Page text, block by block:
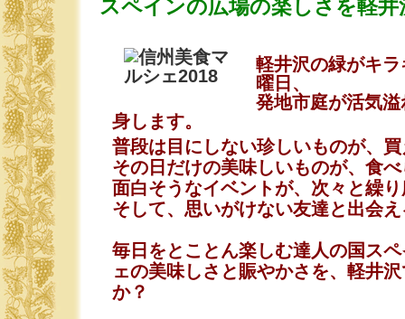
スペインの広場の楽しさを軽井
軽井沢の緑がキ
曜日、
発地市庭が活気
身します。
普段は目にしない珍しいものが、
その日だけの美味しいものが、食
面白そうなイベントが、次々と繰
そして、思いがけない友達と出会
毎日をとことん楽しむ達人の国ス
ェの美味しさと賑やかさを、軽井
か？